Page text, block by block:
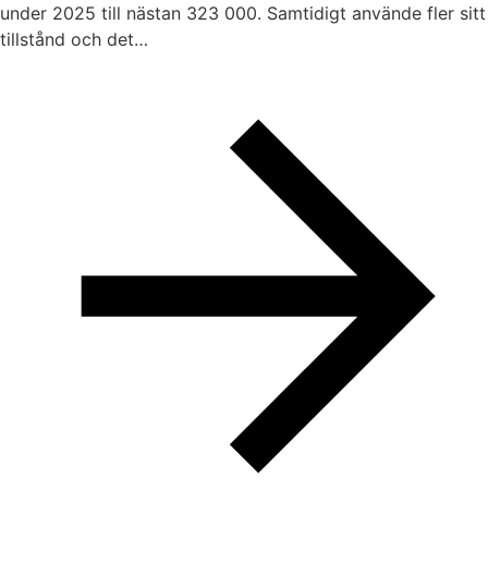
under 2025 till nästan 323 000. Samtidigt använde fler sitt
tillstånd och det…